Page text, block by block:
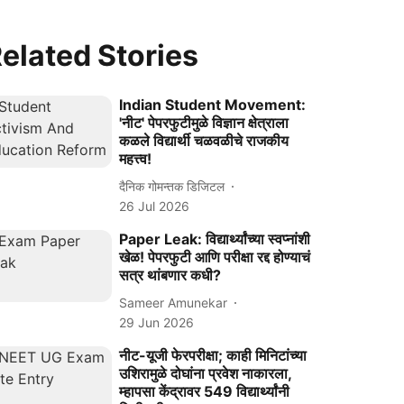
Stories
Indian Student Movement:
'नीट' पेपरफुटीमुळे विज्ञान क्षेत्राला
कळले विद्यार्थी चळवळीचे राजकीय
महत्त्व!
दैनिक गोमन्तक डिजिटल
26 Jul 2026
Paper Leak: विद्यार्थ्यांच्या स्वप्नांशी
खेळ! पेपरफुटी आणि परीक्षा रद्द होण्याचं
सत्र थांबणार कधी?
Sameer Amunekar
29 Jun 2026
नीट-यूजी फेरपरीक्षा; काही मिनिटांच्या
उशिरामुळे दोघांना प्रवेश नाकारला,
म्हापसा केंद्रावर 549 विद्यार्थ्यांनी